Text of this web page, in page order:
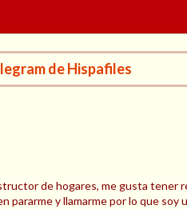
de Hispafiles
de hogares, me gusta tener
pararme y llamarme por lo que